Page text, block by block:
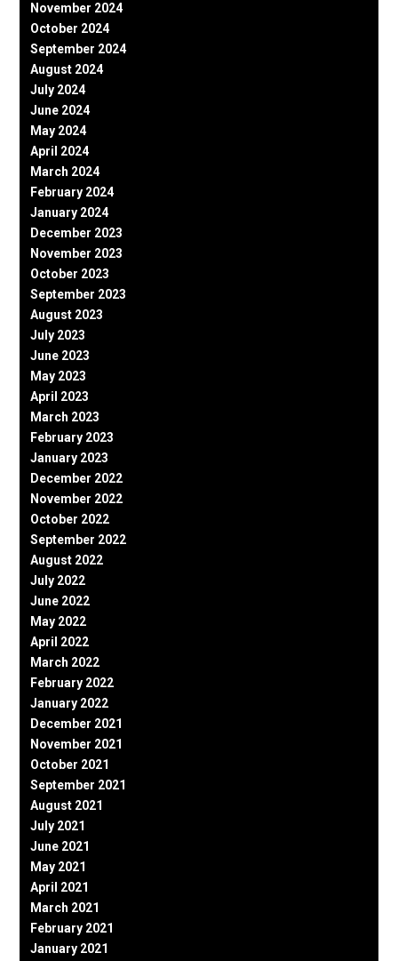
November 2024
October 2024
September 2024
August 2024
July 2024
June 2024
May 2024
April 2024
March 2024
February 2024
January 2024
December 2023
November 2023
October 2023
September 2023
August 2023
July 2023
June 2023
May 2023
April 2023
March 2023
February 2023
January 2023
December 2022
November 2022
October 2022
September 2022
August 2022
July 2022
June 2022
May 2022
April 2022
March 2022
February 2022
January 2022
December 2021
November 2021
October 2021
September 2021
August 2021
July 2021
June 2021
May 2021
April 2021
March 2021
February 2021
January 2021